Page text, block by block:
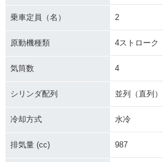
乗車定員（名） 2
原動機種類 4ストローク
気筒数 4
シリンダ配列 並列（直列）
冷却方式 水冷
排気量 (cc) 987